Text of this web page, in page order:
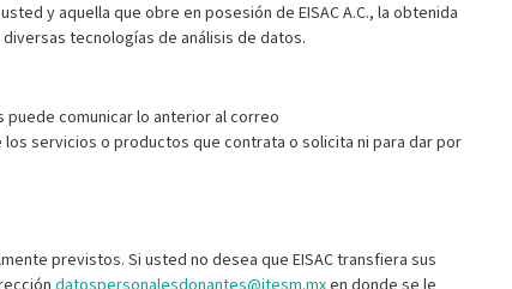
y aquella que obre en posesión de EISAC A.C., la obtenida
tecnologías de análisis de datos.
comunicar lo anterior al correo
servicios o productos que contrata o solicita ni para dar por
previstos. Si usted no desea que EISAC transfiera sus